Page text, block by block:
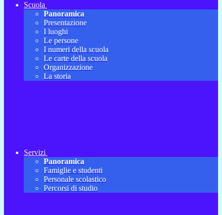
Scuola
Panoramica
Presentazione
I luoghi
Le persone
I numeri della scuola
Le carte della scuola
Organizzazione
La storia
Servizi
Panoramica
Famiglie e studenti
Personale scolastico
Percorsi di studio